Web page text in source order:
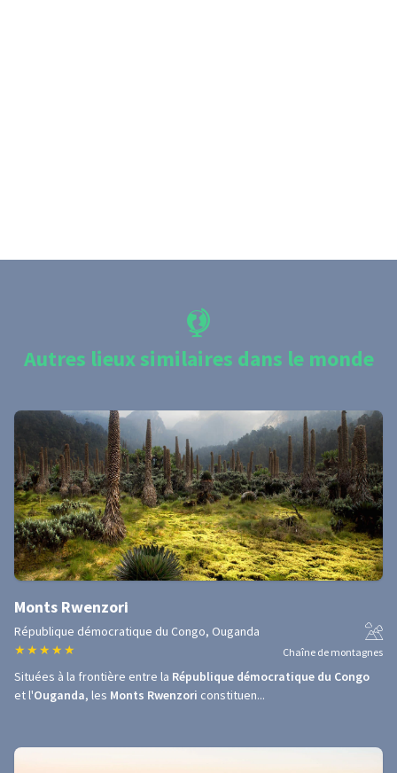
Autres lieux similaires dans le monde
Monts Rwenzori
République démocratique du Congo, Ouganda
★ ★ ★ ★ ★ Chaîne de montagnes
Situées à la frontière entre la République démocratique du Congo
et l'Ouganda, les Monts Rwenzori constituen...